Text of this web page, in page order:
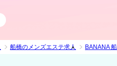
船橋のメンズエステ求人 BANANA